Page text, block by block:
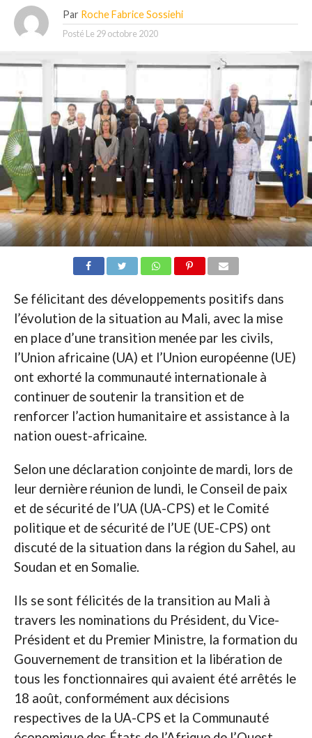
Par Roche Fabrice Sossiehi
Posté Le 29 octobre 2020
Se félicitant des développements positifs dans
l’évolution de la situation au Mali, avec la mise
en place d’une transition menée par les civils,
l’Union africaine (UA) et l’Union européenne (UE)
ont exhorté la communauté internationale à
continuer de soutenir la transition et de
renforcer l’action humanitaire et assistance à la
nation ouest-africaine.
Selon une déclaration conjointe de mardi, lors de
leur dernière réunion de lundi, le Conseil de paix
et de sécurité de l’UA (UA-CPS) et le Comité
politique et de sécurité de l’UE (UE-CPS) ont
discuté de la situation dans la région du Sahel, au
Soudan et en Somalie.
Ils se sont félicités de la transition au Mali à
travers les nominations du Président, du Vice-
Président et du Premier Ministre, la formation du
Gouvernement de transition et la libération de
tous les fonctionnaires qui avaient été arrêtés le
18 août, conformément aux décisions
respectives de la UA-CPS et la Communauté